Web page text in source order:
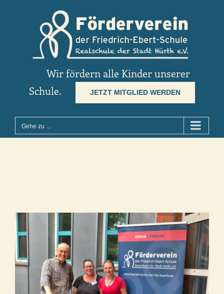
Wir fördern alle Kinder unserer
Schule.
JETZT MITGLIED WERDEN
Gehe zu ...